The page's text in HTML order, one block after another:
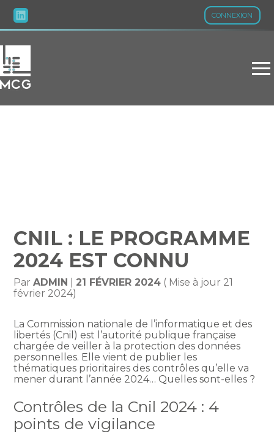
CONNEXION
Aller
au
CNIL : LE PROGRAMME
2024 EST CONNU
ParADMIN 21 FÉVRIER 2024 ( Mise à jour 21
février 2024)
La Commission nationale de l’informatique et des
libertés (Cnil) est l’autorité publique française
chargée de veiller à la protection des données
personnelles. Elle vient de publier les
thématiques prioritaires des contrôles qu’elle va
mener durant l’année 2024… Quelles sont-elles ?
Contrôles de la Cnil 2024 : 4
points de vigilance